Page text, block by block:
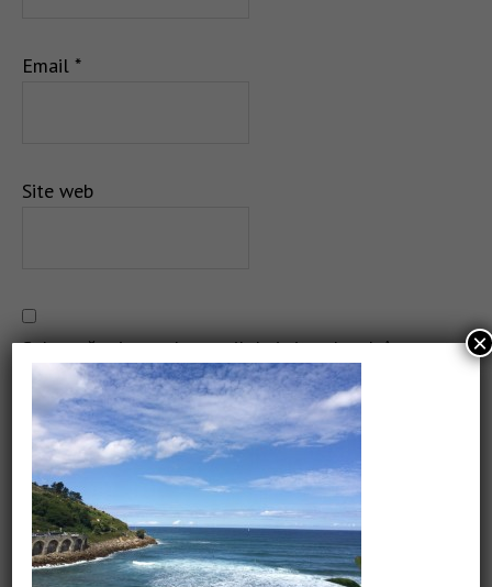
Email *
Site web
Salvează-mi numele, emailul și site-ul web în acest
navigator pentru data viitoare când o să comentez.
CAUTARE
×